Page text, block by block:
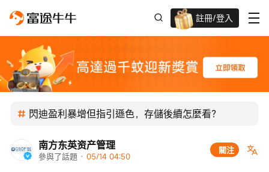
註冊/登入
迎新驚喜賞 股票/BTC等任你揀!
閃迪盈利暴增但指引遜色，存儲後續怎麼看？
南方东英资产管理
參與了話題 · 05/14 04:50
關注